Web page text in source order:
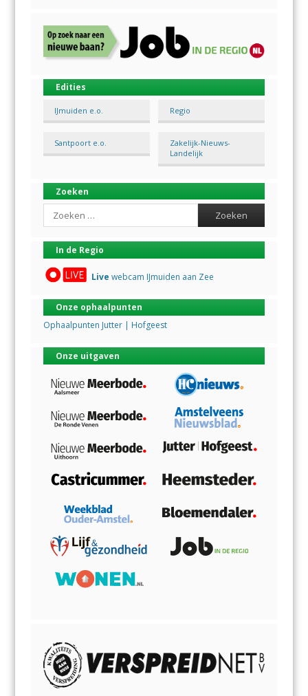
Edities
IJmuiden e.o. Regio
Santpoort e.o.
Zakelijk-Nieuws-
Landelijk
Zoeken
Search
In de Regio
Live webcam IJmuiden aan Zee
Onze ophaalpunten
Ophaalpunten Jutter | Hofgeest
Onze uitgaven